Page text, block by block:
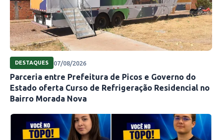
DESTAQUES 07/08/2026
Parceria entre Prefeitura de Picos e Governo do
Estado oferta Curso de Refrigeração Residencial no
Bairro Morada Nova